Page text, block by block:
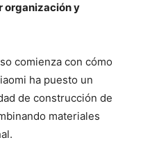
organización y
comienza con cómo
ha puesto un
de construcción de
materiales